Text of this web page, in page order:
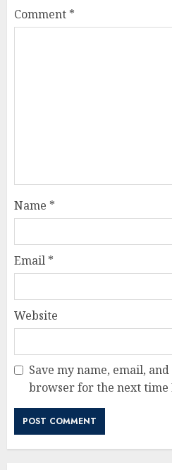
Comment *
Name *
Email *
Website
Save my name, email,
browser for the next time